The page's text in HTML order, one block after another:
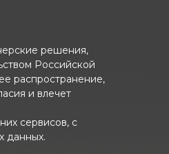
решения,
Российской
распространение,
и влечет
сервисов, с
данных.